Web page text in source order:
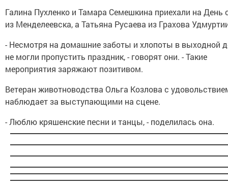
Галина Пухленко и Тамара Семешкина приехали на День
из Менделеевска, а Татьяна Русаева из Грахова
- Несмотря на домашние заботы и хлопоты в выходной
не могли пропустить праздник, - говорят они. - Такие
мероприятия заряжают позитивом.
Ветеран животноводства Ольга Козлова с
наблюдает за выступающими на сцене.
- Люблю кряшенские песни и танцы, - поделилась она.